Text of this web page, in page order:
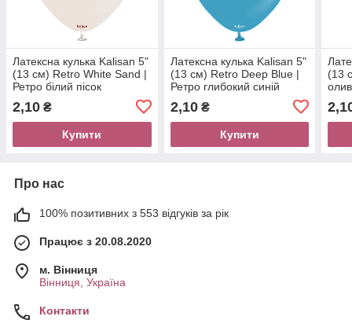
Латексна кулька Kalisan 5"
(13 см) Retro White Sand |
Ретро білий пісок
2,10 ₴
Купити
Латексна кулька Kalisan 5"
(13 см) Retro Deep Blue |
Ретро глибокий синій
2,10₴
Купити
(13
Про нас
100% позитивних з 553 відгуків за рік
Працює з 20.08.2020
м. Вінниця
Вінниця, Україна
Контакти